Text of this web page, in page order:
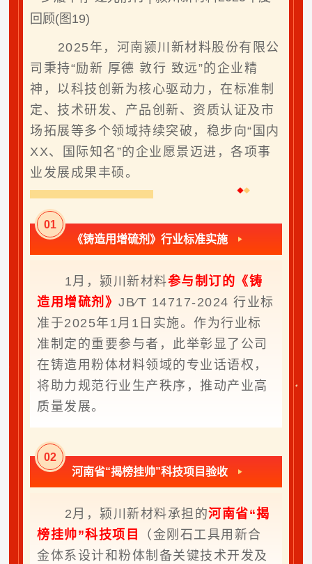
2025年，河南颍川新材料股份有限公
司秉持“励新 厚德 敦行 致远”的企业精
神，以科技创新为核心驱动力，在标准制
定、技术研发、产品创新、资质认证及市
场拓展等多个领域持续突破，稳步向“国内
XX、国际知名”的企业愿景迈进，各项事
业发展成果丰硕。
01
《铸造用增硫剂》行业标准实施
1月，颍川新材料参与制订的《铸
造用增硫剂》JB∕T 14717-2024 行业标
准于2025年1月1日实施。作为行业标
准制定的重要参与者，此举彰显了公司
在铸造用粉体材料领域的专业话语权，
将助力规范行业生产秩序，推动产业高
质量发展。
02
河南省“揭榜挂帅”科技项目验收
2月，颍川新材料承担的河南省“揭
榜挂帅”科技项目
（金刚石工具用新合
金体系设计和粉体制备关键技术开发及